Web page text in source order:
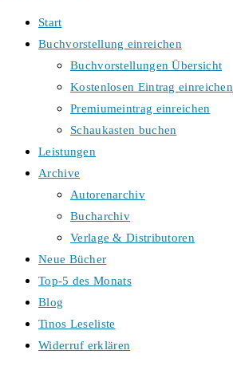
Start
Buchvorstellung einreichen
Buchvorstellungen Übersicht
Kostenlosen Eintrag einreichen
Premiumeintrag einreichen
Schaukasten buchen
Leistungen
Archive
Autorenarchiv
Bucharchiv
Verlage & Distributoren
Neue Bücher
Top-5 des Monats
Blog
Tinos Leseliste
Widerruf erklären